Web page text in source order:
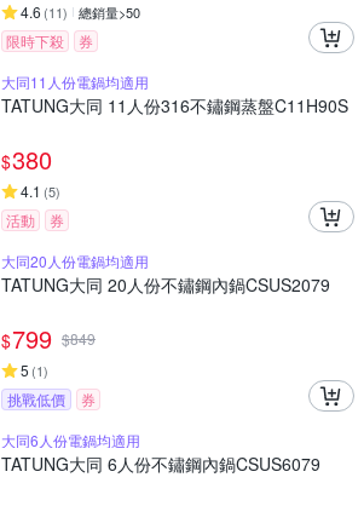
4.6 (11) 總銷量>50
限時下殺
券
大同11人份電鍋均適用
TATUNG大同 11人份316不鏽鋼蒸盤C11H90S
$380
4.1 (5)
活動
券
大同20人份電鍋均適用
TATUNG大同 20人份不鏽鋼內鍋CSUS2079
$799 $849
5 (1)
挑戰低價
券
大同6人份電鍋均適用
TATUNG大同 6人份不鏽鋼內鍋CSUS6079